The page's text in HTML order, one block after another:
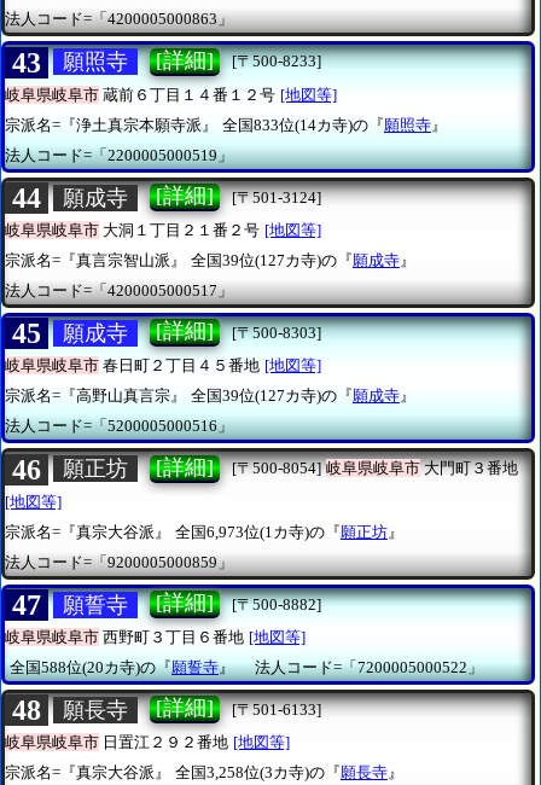
法人コード=「4200005000863」
43 願照寺 [詳細]
[〒500-8233]
岐阜県岐阜市 蔵前６丁目１４番１２号 [地図等]
宗派名=『浄土真宗本願寺派』
全国833位(14カ寺)の『 願照寺 』
法人コード=「2200005000519」
44 願成寺 [詳細]
[〒501-3124]
岐阜県岐阜市 大洞１丁目２１番２号 [地図等]
宗派名=『真言宗智山派』
全国39位(127カ寺)の『願成寺』
法人コード=「4200005000517」
45 願成寺 [詳細]
[〒500-8303]
岐阜県岐阜市 春日町２丁目４５番地 [地図等]
宗派名=『高野山真言宗』
全国39位(127カ寺)の『願成寺』
法人コード=「5200005000516」
46 願正坊 [詳細] [〒500-8054] 岐阜県岐阜市大門町３番地
[地図等]
宗派名=『真宗大谷派』
全国6,973位(1カ寺)の『 願正坊 』
法人コード=「9200005000859」
47 願誓寺 [詳細]
[〒500-8882]
岐阜県岐阜市 西野町３丁目６番地 [地図等]
全国588位(20カ寺)の『願誓寺』 法人コード=「7200005000522」
48 願長寺 [詳細]
[〒501-6133]
岐阜県岐阜市 日置江２９２番地 [地図等]
宗派名=『真宗大谷派』
全国3,258位(3カ寺)の『願長寺』